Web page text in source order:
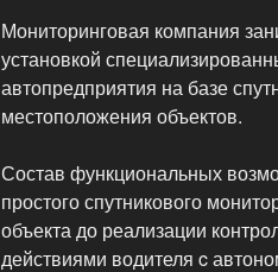
Мониторинговая компания
установкой
автопредприятия на базе
местоположения объектов.
Состав функциональных
простого спутникового
объекта до реализации
действиями водителя c